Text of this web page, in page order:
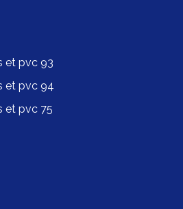
et pvc 93
et pvc 94
et pvc 75